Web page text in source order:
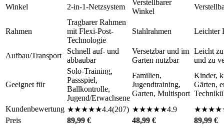
Winkel 2-in-1-Netzsystem
Verstellbarer
Winkel
Rahmen
Tragbarer Rahmen
mit Flexi-Post-
Technologie
Stahlrahmen Leichter
Aufbau/Transport
Schnell auf- und
abbaubar
Versetzbar und im
Garten nutzbar
Leicht
und zu
Geeignet für
Solo-Training,
Passspiel,
Ballkontrolle,
Jugend/Erwachsene
Familien,
Jugendtraining,
Garten, Multisport
Kinder,
Gärten,
Kundenbewertung ★★★★★4.4(207) ★★★★★4.9 ★★★★
Preis
89,99 € 48,99 €
89,99 €